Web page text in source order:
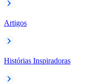
Artigos
Histórias Inspiradoras